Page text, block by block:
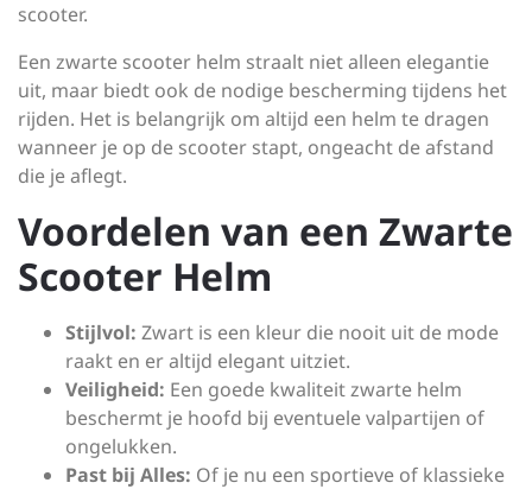
scooter.
Een zwarte scooter helm straalt niet alleen elegantie
uit, maar biedt ook de nodige bescherming tijdens het
rijden. Het is belangrijk om altijd een helm te dragen
wanneer je op de scooter stapt, ongeacht de afstand
die je aflegt.
Voordelen van een Zwarte
Scooter Helm
Stijlvol: Zwart is een kleur die nooit uit de mode
raakt en er altijd elegant uitziet.
Veiligheid: Een goede kwaliteit zwarte helm
beschermt je hoofd bij eventuele valpartijen of
ongelukken.
Past bij Alles: Of je nu een sportieve of klassieke